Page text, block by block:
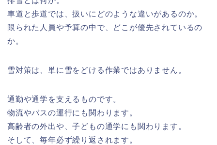
車道と歩道では、扱いにどのような違いがあるのか。
限られた人員や予算の中で、どこが優先されているの
か。
雪対策は、単に雪をどける作業ではありません。
通勤や通学を支えるものです。
物流やバスの運行にも関わります。
高齢者の外出や、子どもの通学にも関わります。
そして、毎年必ず繰り返されます。